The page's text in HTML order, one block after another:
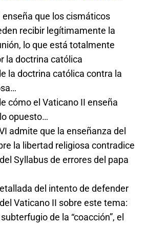
enseña que los cismáticos
recibir legítimamente la
lo que está totalmente
la doctrina católica
la doctrina católica contra la
cómo el Vaticano II enseña
opuesto…
admite que la enseñanza del
la libertad religiosa contradice
Syllabus de errores del papa
del intento de defender
Vaticano II sobre este tema:
de la “coacción”, el